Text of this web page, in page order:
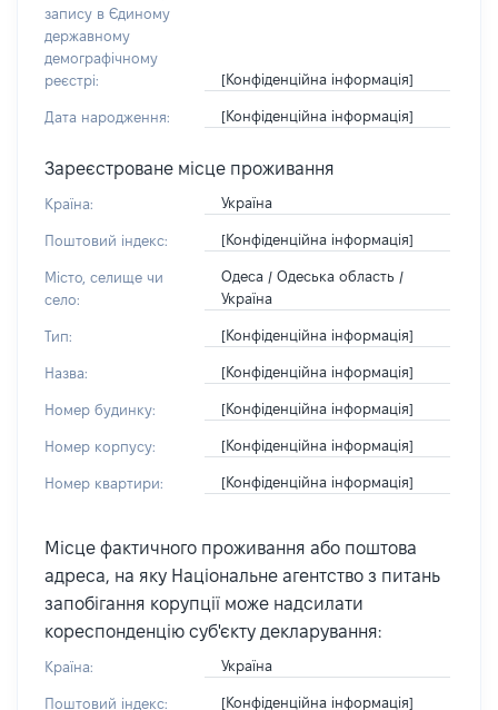
запису в Єдиному
державному
демографічному
реєстрі:
[Конфіденційна інформація]
Дата народження: [Конфіденційна інформація]
Зареєстроване місце проживання
Країна: Україна
Поштовий індекс: [Конфіденційна інформація]
Місто, селище чи
село:
Одеса / Одеська область /
Україна
Тип: [Конфіденційна інформація]
Назва: [Конфіденційна інформація]
Номер будинку: [Конфіденційна інформація]
Номер корпусу: [Конфіденційна інформація]
Номер квартири: [Конфіденційна інформація]
Місце фактичного проживання або поштова
адреса, на яку Національне агентство з питань
запобігання корупції може надсилати
кореспонденцію суб'єкту декларування:
Країна: Україна
Поштовий індекс: [Конфіденційна інформація]